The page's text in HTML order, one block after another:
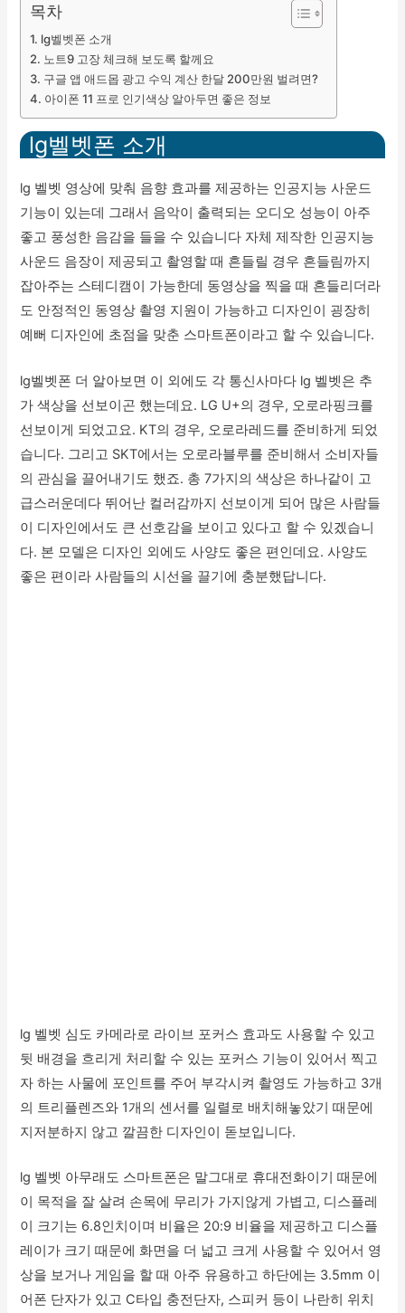
목차
lg벨벳폰 소개
노트9 고장 체크해 보도록 할께요
구글 앱 애드몹 광고 수익 계산 한달 200만원 벌려면?
아이폰 11 프로 인기색상 알아두면 좋은 정보
lg벨벳폰 소개
lg 벨벳 영상에 맞춰 음향 효과를 제공하는 인공지능 사운드
기능이 있는데 그래서 음악이 출력되는 오디오 성능이 아주
좋고 풍성한 음감을 들을 수 있습니다 자체 제작한 인공지능
사운드 음장이 제공되고 촬영할 때 흔들릴 경우 흔들림까지
잡아주는 스테디캠이 가능한데 동영상을 찍을 때 흔들리더라
도 안정적인 동영상 촬영 지원이 가능하고 디자인이 굉장히
예뻐 디자인에 초점을 맞춘 스마트폰이라고 할 수 있습니다.
lg벨벳폰 더 알아보면 이 외에도 각 통신사마다 lg 벨벳은 추
가 색상을 선보이곤 했는데요. LG U+의 경우, 오로라핑크를
선보이게 되었고요. KT의 경우, 오로라레드를 준비하게 되었
습니다. 그리고 SKT에서는 오로라블루를 준비해서 소비자들
의 관심을 끌어내기도 했죠. 총 7가지의 색상은 하나같이 고
급스러운데다 뛰어난 컬러감까지 선보이게 되어 많은 사람들
이 디자인에서도 큰 선호감을 보이고 있다고 할 수 있겠습니
다. 본 모델은 디자인 외에도 사양도 좋은 편인데요. 사양도
좋은 편이라 사람들의 시선을 끌기에 충분했답니다.
lg 벨벳 심도 카메라로 라이브 포커스 효과도 사용할 수 있고
뒷 배경을 흐리게 처리할 수 있는 포커스 기능이 있어서 찍고
자 하는 사물에 포인트를 주어 부각시켜 촬영도 가능하고 3개
의 트리플렌즈와 1개의 센서를 일렬로 배치해놓았기 때문에
지저분하지 않고 깔끔한 디자인이 돋보입니다.
lg 벨벳 아무래도 스마트폰은 말그대로 휴대전화이기 때문에
이 목적을 잘 살려 손목에 무리가 가지않게 가볍고, 디스플레
이 크기는 6.8인치이며 비율은 20:9 비율을 제공하고 디스플
레이가 크기 때문에 화면을 더 넓고 크게 사용할 수 있어서 영
상을 보거나 게임을 할 때 아주 유용하고 하단에는 3.5mm 이
어폰 단자가 있고 C타입 충전단자, 스피커 등이 나란히 위치